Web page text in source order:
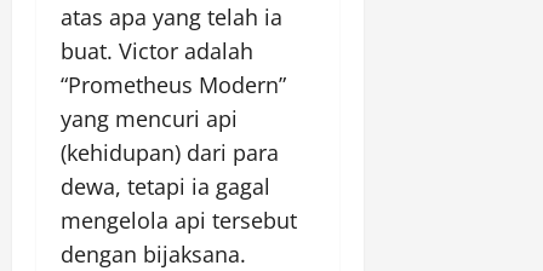
atas apa yang telah ia
buat. Victor adalah
“Prometheus Modern”
yang mencuri api
(kehidupan) dari para
dewa, tetapi ia gagal
mengelola api tersebut
dengan bijaksana.